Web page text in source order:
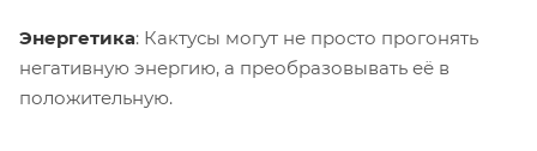
Энергетика: Кактусы могут не просто прогонять
негативную энергию, а преобразовывать её в
положительную.